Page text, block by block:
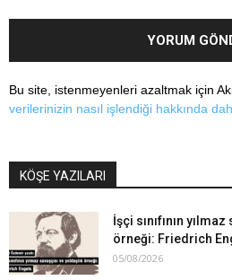
Bu site, istenmeyenleri azaltmak için
verilerinizin nasıl işlendiği hakkında
KÖŞE YAZILARI
İşçi sınıfının
örneği: Friedrich
05/08/2026